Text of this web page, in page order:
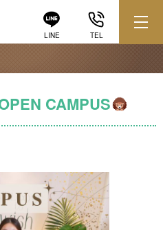
LINE TEL
CAMPUS